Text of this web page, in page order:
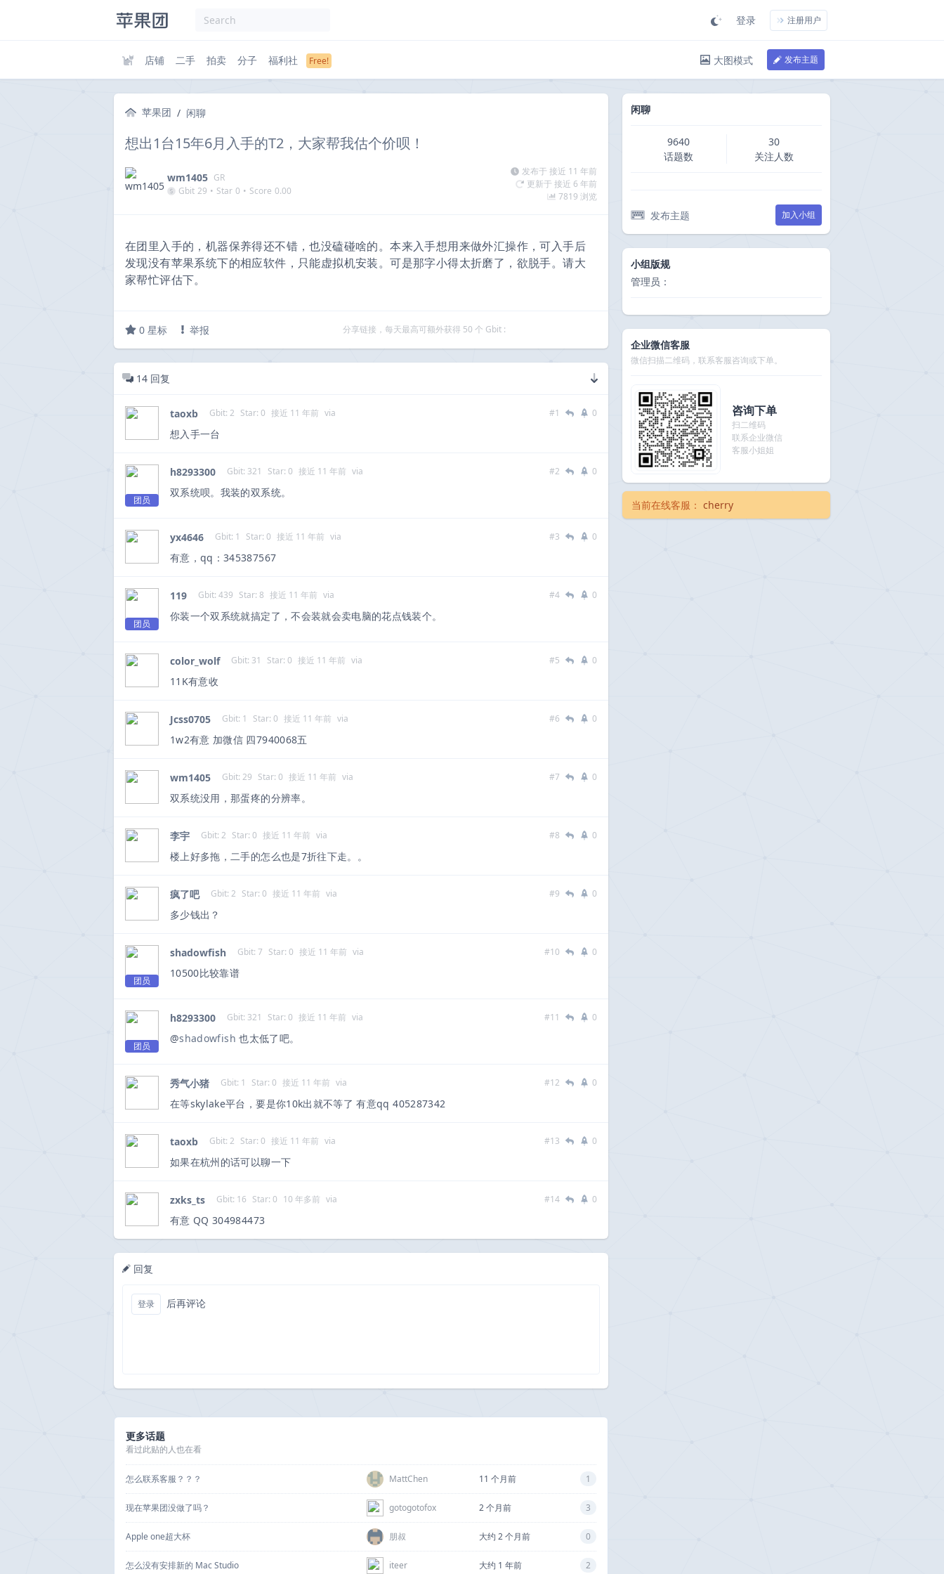
登录 注册用户
店铺 二手 拍卖 分子 福利社 大图模式 发布主题
苹果团 / 闲聊
想出1台15年6月入手的T2，大家帮我估个价呗！
wm1405 GR
Gbit 29 • Star 0 • Score 0.00
发布于 接近 11 年前
更新于 接近 6 年前
7819 浏览
在团里入手的，机器保养得还不错，也没磕碰啥的。本来入手想用来做外汇操作，可入手后
发现没有苹果系统下的相应软件，只能虚拟机安装。可是那字小得太折磨了，欲脱手。请大
家帮忙评估下。
0 星标 举报 分享链接，每天最高可额外获得 50 个 Gbit :
14 回复
taoxb Gbit: 2 Star: 0 接近 11 年前 via #1 0
想入手一台
团员
h8293300 Gbit: 321 Star: 0 接近 11 年前 via #2 0
双系统呗。我装的双系统。
yx4646 Gbit: 1 Star: 0 接近 11 年前 via #3 0
有意，qq：345387567
团员
119 Gbit: 439 Star: 8 接近 11 年前 via #4 0
你装一个双系统就搞定了，不会装就会卖电脑的花点钱装个。
color_wolf Gbit: 31 Star: 0 接近 11 年前 via #5 0
11K有意收
Jcss0705 Gbit: 1 Star: 0 接近 11 年前 via #6 0
1w2有意 加微信 四7940068五
wm1405 Gbit: 29 Star: 0 接近 11 年前 via #7 0
双系统没用，那蛋疼的分辨率。
李宇 Gbit: 2 Star: 0 接近 11 年前 via #8 0
楼上好多拖，二手的怎么也是7折往下走。。
疯了吧 Gbit: 2 Star: 0 接近 11 年前 via #9 0
多少钱出？
团员
shadowfish Gbit: 7 Star: 0 接近 11 年前 via #10 0
10500比较靠谱
团员
h8293300 Gbit: 321 Star: 0 接近 11 年前 via #11 0
@shadowfish 也太低了吧。
秀气小猪 Gbit: 1 Star: 0 接近 11 年前 via #12 0
在等skylake平台，要是你10k出就不等了 有意qq 405287342
taoxb Gbit: 2 Star: 0 接近 11 年前 via #13 0
如果在杭州的话可以聊一下
zxks_ts Gbit: 16 Star: 0 10 年多前 via #14 0
有意 QQ 304984473
回复
登录 后再评论
更多话题
看过此贴的人也在看
怎么联系客服？？？ MattChen 11 个月前 1
现在苹果团没做了吗？ gotogotofox 2 个月前 3
Apple one超大杯 朋叔 大约 2 个月前 0
怎么没有安排新的 Mac Studio iteer 大约 1 年前 2
闲聊
9640
话题数
30
关注人数
发布主题 加入小组
小组版规
管理员：
企业微信客服
微信扫描二维码，联系客服咨询或下单。
咨询下单
扫二维码
联系企业微信
客服小姐姐
当前在线客服： cherry